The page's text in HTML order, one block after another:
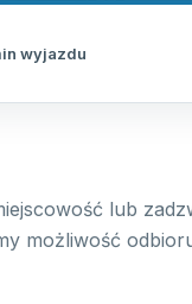
wyjazdu
lub
możliwość